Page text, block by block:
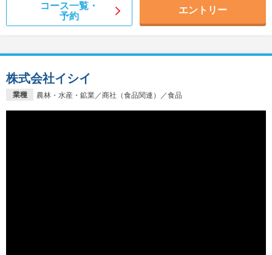
コース一覧・
予約
エントリー
業種 農林・水産・鉱業／商社（食品関連）／食品
株式会社イシイ